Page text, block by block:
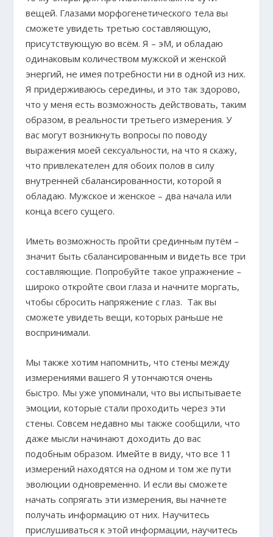
вещей. Глазами морфогенетического тела вы
сможете увидеть третью составляющую,
присутствующую во всём. Я – эМ, и обладаю
одинаковым количеством мужской и женской
энергий, не имея потребности ни в одной из них.
Я придерживаюсь середины, и это так здорово,
что у меня есть возможность действовать, таким
образом, в реальности третьего измерения. У
вас могут возникнуть вопросы по поводу
выражения моей сексуальности, на что я скажу,
что привлекателен для обоих полов в силу
внутренней сбалансированности, которой я
обладаю. Мужское и женское – два начала или
конца всего сущего.
Иметь возможность пройти срединным путём –
значит быть сбалансированным и видеть все три
составляющие. Попробуйте такое упражнение –
широко откройте свои глаза и начните моргать,
чтобы сбросить напряжение с глаз. Так вы
сможете увидеть вещи, которых раньше не
воспринимали.
Мы также хотим напомнить, что стены между
измерениями вашего Я утончаются очень
быстро. Мы уже упоминали, что вы испытываете
эмоции, которые стали проходить через эти
стены. Совсем недавно мы также сообщили, что
даже мысли начинают доходить до вас
подобным образом. Имейте в виду, что все 11
измерений находятся на одном и том же пути
эволюции одновременно. И если вы сможете
начать сопрягать эти измерения, вы начнете
получать информацию от них. Научитесь
прислушиваться к этой информации, научитесь